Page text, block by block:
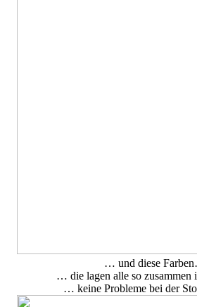
… und diese
… die lagen alle so
… keine Probleme bei der